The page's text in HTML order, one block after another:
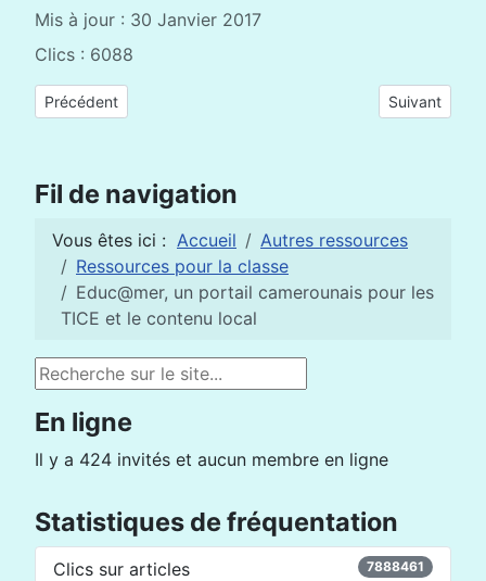
Mis à jour : 30 Janvier 2017
Clics : 6088
Article précédent : Simulation d’expériences de sciences
Précédent Article
Suivant
Fil de navigation
Vous êtes ici : Accueil
Autres ressources
Ressources pour la classe
Educ@mer, un portail camerounais pour les
TICE et le contenu local
Rechercher
En ligne
Il y a 424 invités et aucun membre en ligne
Statistiques de fréquentation
Clics sur articles 7888461